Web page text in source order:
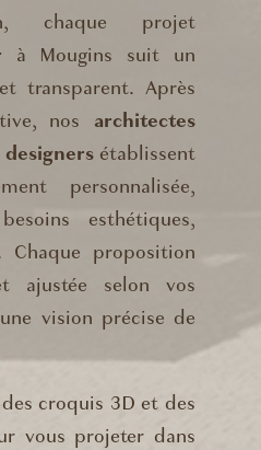
chaque projet
à Mougins suit un
transparent. Après
nos architectes
designersétablissent
personnalisée,
esthétiques,
Chaque proposition
ajustée selon vos
vision précise de
croquis 3D et des
vous projeter dans